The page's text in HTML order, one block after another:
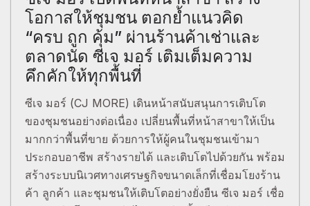
โอกาสให้ชุมชน ตอกย้ำแนวคิด
“ครบ ถูก คุ้ม” ผ่านร้านค้าเช่าและ
ตลาดนัด ซีเจ มอร์ เติมเต็มความ
คึกคักให้ทุกพื้นที่
ซีเจ มอร์ (CJ MORE) เดินหน้าสนับสนุนการเติบโต
ของชุมชนอย่างต่อเนื่อง เปลี่ยนพื้นที่หน้าสาขาให้เป็น
มากกว่าพื้นที่ขาย ด้วยการให้ผู้คนในชุมชนเข้ามา
ประกอบอาชีพ สร้างรายได้ และเติบโตไปด้วยกัน พร้อม
สร้างระบบนิเวศทางเศรษฐกิจขนาดเล็กที่เชื่อมโยงร้าน
ค้า ลูกค้า และชุมชนให้เติบโตอย่างยั่งยืน ซีเจ มอร์ เชื่อ